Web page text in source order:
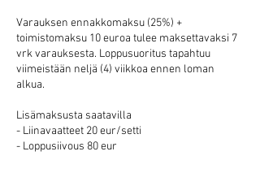
Varauksen ennakkomaksu (25%) +
toimistomaksu 10 euroa tulee maksettavaksi 7
vrk varauksesta. Loppusuoritus tapahtuu
viimeistään neljä (4) viikkoa ennen loman
alkua.
Lisämaksusta saatavilla
- Liinavaatteet 20 eur/setti
- Loppusiivous 80 eur